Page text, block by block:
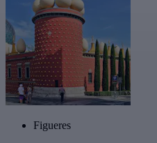
Figueres